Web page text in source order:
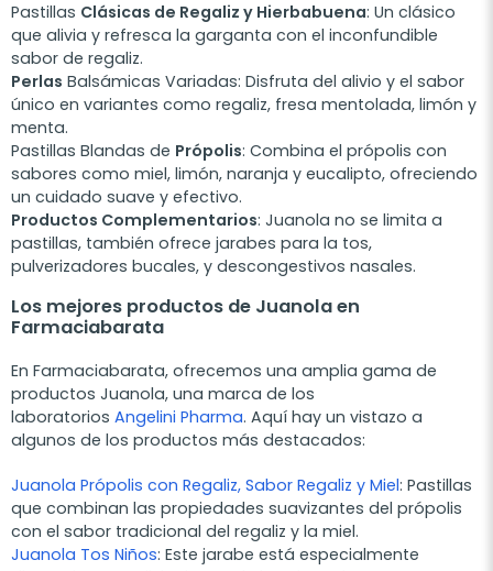
Pastillas Clásicas de Regaliz y Hierbabuena: Un clásico
que alivia y refresca la garganta con el inconfundible
sabor de regaliz.
Perlas Balsámicas Variadas: Disfruta del alivio y el sabor
único en variantes como regaliz, fresa mentolada, limón y
menta.
Pastillas Blandas de Própolis: Combina el própolis con
sabores como miel, limón, naranja y eucalipto, ofreciendo
un cuidado suave y efectivo.
Productos Complementarios: Juanola no se limita a
pastillas, también ofrece jarabes para la tos,
pulverizadores bucales, y descongestivos nasales.
Los mejores productos de Juanola en
Farmaciabarata
En Farmaciabarata, ofrecemos una amplia gama de
productos Juanola, una marca de los
laboratorios Angelini Pharma. Aquí hay un vistazo a
algunos de los productos más destacados:
Juanola Própolis con Regaliz, Sabor Regaliz y Miel: Pastillas
que combinan las propiedades suavizantes del própolis
con el sabor tradicional del regaliz y la miel.
Juanola Tos Niños: Este jarabe está especialmente